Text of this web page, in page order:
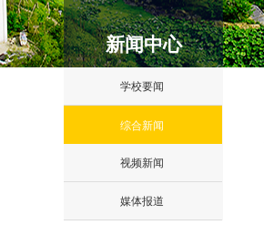
新闻中心
学校要闻
综合新闻
视频新闻
媒体报道